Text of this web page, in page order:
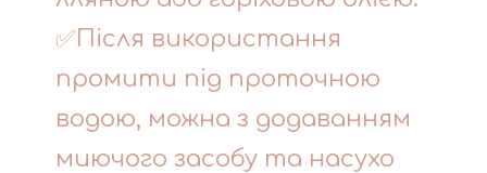
✅Після використання
промити під проточною
водою, можна з додаванням
миючого засобу та насухо